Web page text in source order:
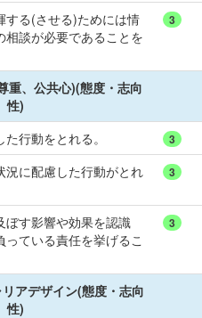
する(させる)ためには情
相談が必要であることを
3
重、公共心)(態度・志向
性)
行動をとれる。
3
況に配慮した行動がとれ
3
ぼす影響や効果を認識
っている責任を挙げるこ
3
アデザイン(態度・志向
性)